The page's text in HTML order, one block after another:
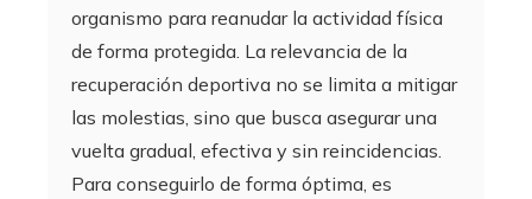
organismo para reanudar la actividad física
de forma protegida. La relevancia de la
recuperación deportiva no se limita a mitigar
las molestias, sino que busca asegurar una
vuelta gradual, efectiva y sin reincidencias.
Para conseguirlo de forma óptima, es